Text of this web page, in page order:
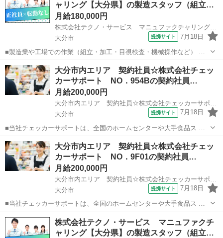
ら、献立・メニューの...ャリング【大分県】の製造スタッフ（組立…
月給180,000円
株式会社テクノ・サービス マニュファクチャリング【大分県】
大分市
提携サイト 7月18日
■製造業や工場での作業（組立・加工・目視検査・機械操作など） 具
体的には・・・ 製品に不備がないか目視チェック 部品を機械にセット
してボタン操作などなど 複雑な作業や力仕事はほとんどなく覚えやす
いものばかり！ 未経験の方...
大分 大分市 倉庫管理
大分市内エリア 契約社員☆株式会社チェッ
カーサポート NO．954Bの契約社員…
月給200,000円
大分市
提携サイト 7月18日
■当社チェッカーサポートは、全国のホームセンターや大手食品ス ー
パー等のレジ業務を請け負うアウトソーシング会社です♪ この度、業
績好調により大分市内食品スーパー『コープ』等の 受託店舗でレジ運
営に携わる契約社員を大募集！ ま...
大分 大分市 その他
大分市内エリア 契約社員☆株式会社チェッ
カーサポート NO．9F01の契約社員…
月給200,000円
大分市
提携サイト 7月18日
■当社チェッカーサポートは、全国のホームセンターや大手食品ス ー
パー等のレジ業務を請け負うアウトソーシング会社です♪ この度、業
績好調により大分市内『トキハインダストリー』等の 受託店舗でレジ
運営に携わる契約社員を大募集！ ...
大分 大分市 その他
株式会社テクノ・サービス マニュファクチ
ャリング【大分県】の製造スタッフ（組立…